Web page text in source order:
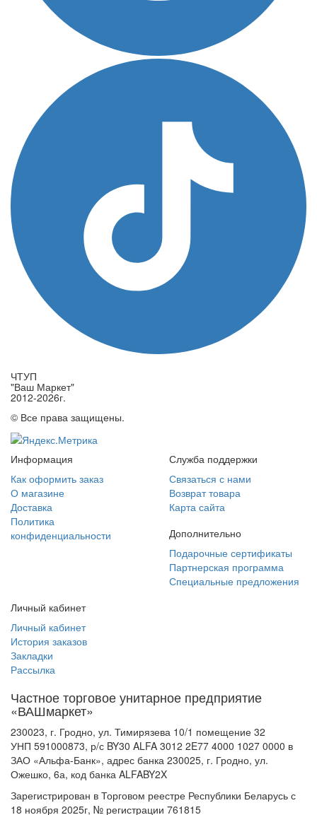
ЧТУП
"Ваш Маркет"
2012-2026г.
© Все права защищены.
Информация
Как оформить заказ
О магазине
Доставка
Политика
конфиденциальности
Служба поддержки
Связаться с нами
Возврат товара
Карта сайта
Дополнительно
Подарочные сертификаты
Партнерская программа
Специальные предложения
Личный кабинет
Личный кабинет
История заказов
Закладки
Рассылка
Частное торговое унитарное предприятие
«ВАШмаркет»
230023, г. Гродно, ул. Тимирязева 10/1 помещение 32
УНП 591000873, р/с BY30 ALFA 3012 2E77 4000 1027 0000 в
ЗАО «Альфа-Банк», адрес банка 230025, г. Гродно, ул.
Ожешко, 6а, код банка ALFABY2X
Зарегистрирован в Торговом реестре Республики Беларусь с
18 ноября 2025г, № регистрации 761815